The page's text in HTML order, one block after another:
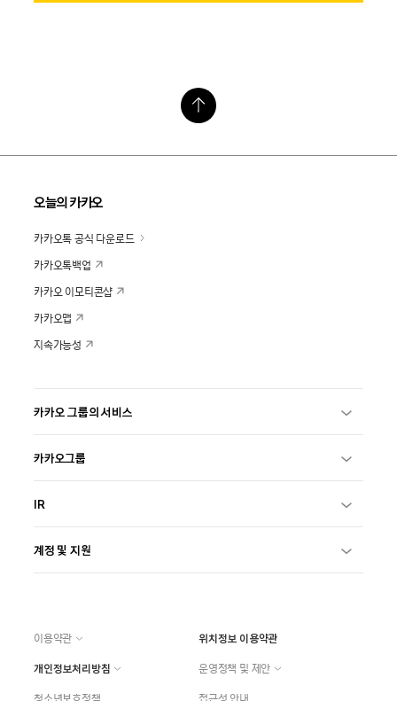
오늘의 카카오
카카오톡 공식 다운로드
카카오톡백업
카카오 이모티콘샵
카카오맵
지속가능성
카카오 그룹의 서비스
카카오그룹
IR
계정 및 지원
이용약관
위치정보 이용약관
개인정보처리방침
운영정책 및 제안